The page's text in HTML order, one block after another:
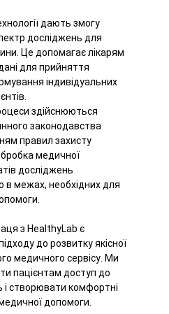
дають змогу
досліджень для
Це допомагає лікарям
для прийняття
індивідуальних
здійснюються
законодавства
правил захисту
медичної
досліджень
в межах, необхідних для
з HealthyLab є
до розвитку якісної
медичного сервісу. Ми
пацієнтам доступ до
і створювати комфортні
допомоги.